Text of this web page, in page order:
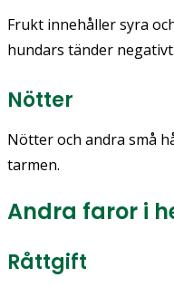
Frukt innehåller syra
hundars tänder negativt.
Nötter
Nötter och andra små
tarmen.
Andra faror i
Råttgift